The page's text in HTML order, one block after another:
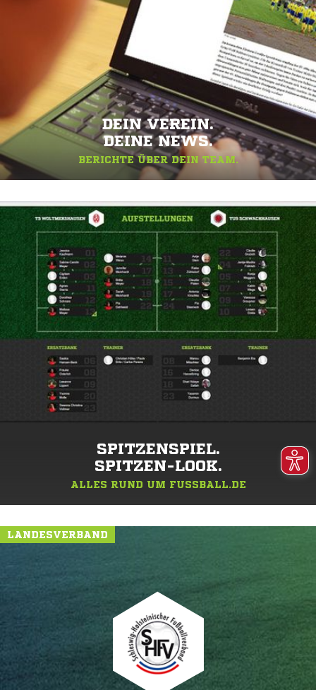
DEIN VEREIN.
DEINE NEWS.
BERICHTE ÜBER DEIN TEAM.
SPITZENSPIEL.
SPITZEN-LOOK.
ALLES RUND UM FUSSBALL.DE
LANDESVERBAND